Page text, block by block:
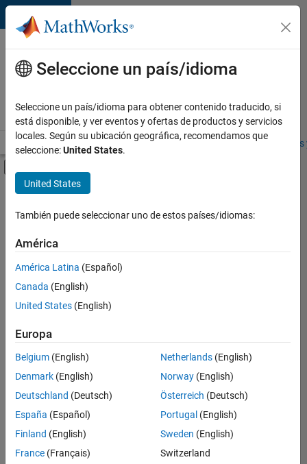
Saltar al contenido
Ofertas
de
empleo
MathWorks
Visión general Búsqueda de empleo Oficinas locales
Contenido principal
FILTRADO POR
Software Process Engineering
Technical Writing
Education Marketing
Product Marketing
Ordenar por
Guardar
empleos
seleccionados
No se
han
traducido
todos
los
Seleccione un país/idioma
Seleccione un país/idioma para obtener contenido traducido, si
está disponible, y ver eventos y ofertas de productos y servicios
locales. Según su ubicación geográfica, recomendamos que
seleccione:United States.
United States
También puede seleccionar uno de estos países/idiomas:
América
América Latina (Español)
Canada (English)
United States (English)
Europa
Belgium (English)
Denmark (English)
Deutschland (Deutsch)
España (Español)
Finland (English)
France (Français)
Netherlands(English)
Norway(English)
Österreich (Deutsch)
Portugal (English)
Sweden (English)
Switzerland